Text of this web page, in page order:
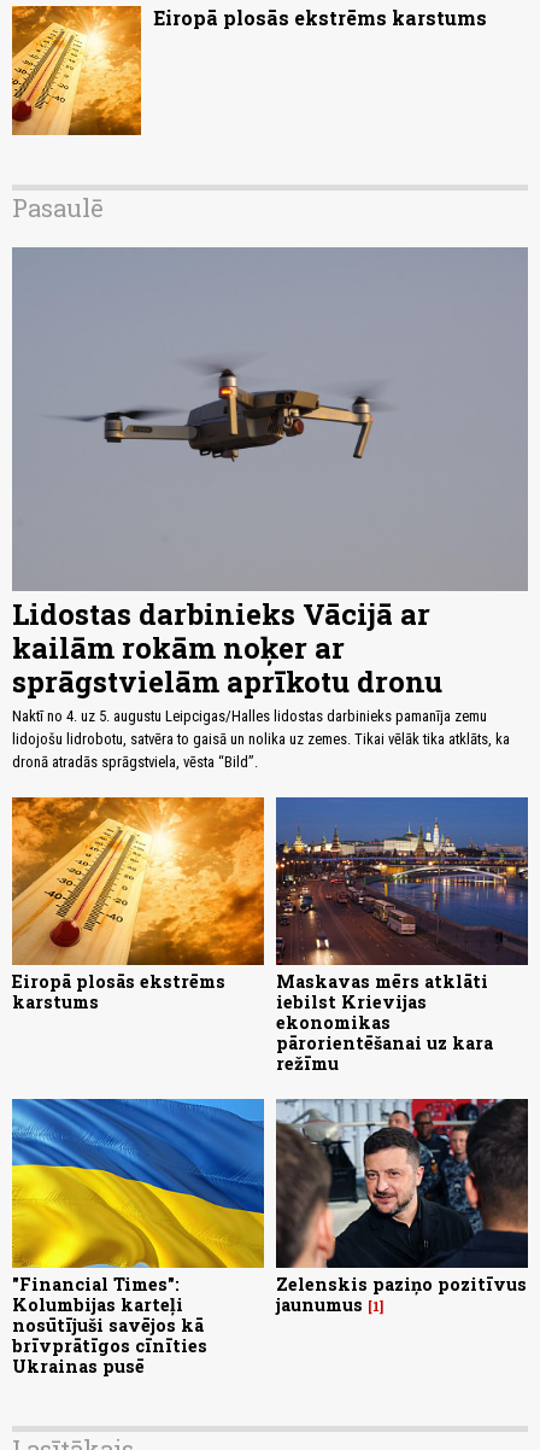
Eiropā plosās ekstrēms karstums
Pasaulē
Lidostas darbinieks Vācijā ar
kailām rokām noķer ar
sprāgstvielām aprīkotu dronu
Naktī no 4. uz 5. augustu Leipcigas/Halles lidostas darbinieks pamanīja zemu
lidojošu lidrobotu, satvēra to gaisā un nolika uz zemes. Tikai vēlāk tika atklāts, ka
dronā atradās sprāgstviela, vēsta “Bild”.
Eiropā plosās ekstrēms
karstums
Maskavas mērs atklāti
iebilst Krievijas
ekonomikas
pārorientēšanai uz kara
režīmu
"Financial Times":
Kolumbijas karteļi
nosūtījuši savējos kā
brīvprātīgos cīnīties
Ukrainas pusē
Zelenskis paziņo pozitīvus
jaunumus
1